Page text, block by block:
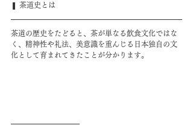
❚ 茶道史とは
茶道の歴史をたどると、茶が単なる飲食文化ではな
く、精神性や礼法、美意識を重んじる日本独自の文
化として育まれてきたことが分かります。